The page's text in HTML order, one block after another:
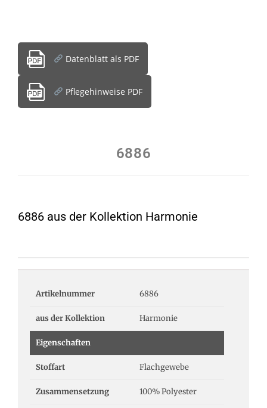
Datenblatt als PDF
Pflegehinweise PDF
6886
6886 aus der Kollektion Harmonie
Artikelnummer 6886
aus der Kollektion Harmonie
Eigenschaften
Stoffart Flachgewebe
Zusammensetzung 100% Polyester